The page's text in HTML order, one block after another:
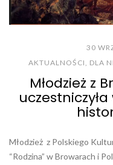
30
AKTUALNOŚCI, DLA
Młodzież z
Młodzież z Polskiego
“Rodzina” w Browarach i